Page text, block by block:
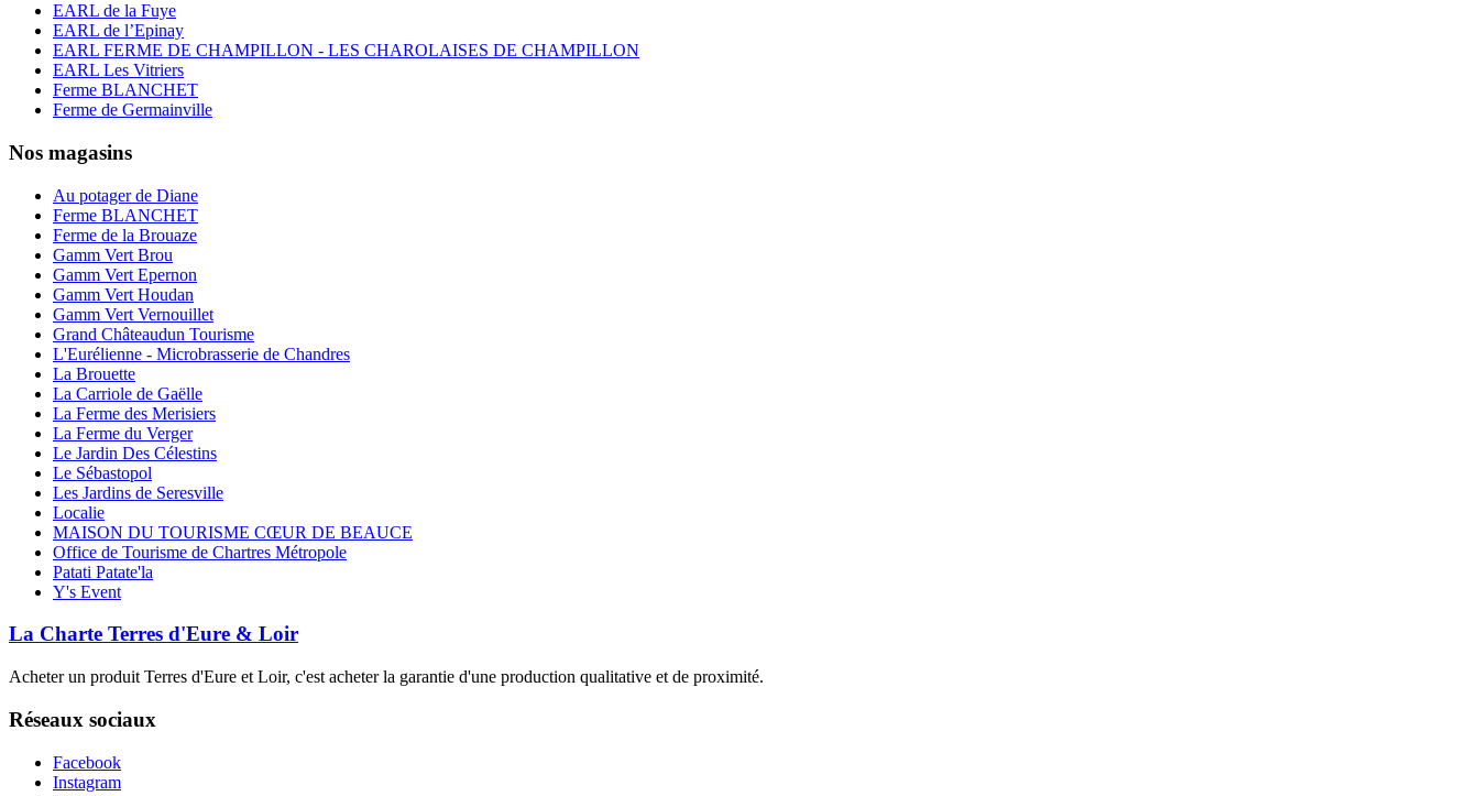
EARL de la Fuye
EARL de l’Epinay
EARL FERME DE CHAMPILLON - LES CHAROLAISES DE CHAMPILLON
EARL Les Vitriers
Ferme BLANCHET
Ferme de Germainville
Nos magasins
Au potager de Diane
Ferme BLANCHET
Ferme de la Brouaze
Gamm Vert Brou
Gamm Vert Epernon
Gamm Vert Houdan
Gamm Vert Vernouillet
Grand Châteaudun Tourisme
L'Eurélienne - Microbrasserie de Chandres
La Brouette
La Carriole de Gaëlle
La Ferme des Merisiers
La Ferme du Verger
Le Jardin Des Célestins
Le Sébastopol
Les Jardins de Seresville
Localie
MAISON DU TOURISME CŒUR DE BEAUCE
Office de Tourisme de Chartres Métropole
Patati Patate'la
Y's Event
La Charte Terres d'Eure & Loir
Acheter un produit Terres d'Eure et Loir, c'est acheter la garantie d'une production qualitative et de proximité.
Réseaux sociaux
Facebook
Instagram